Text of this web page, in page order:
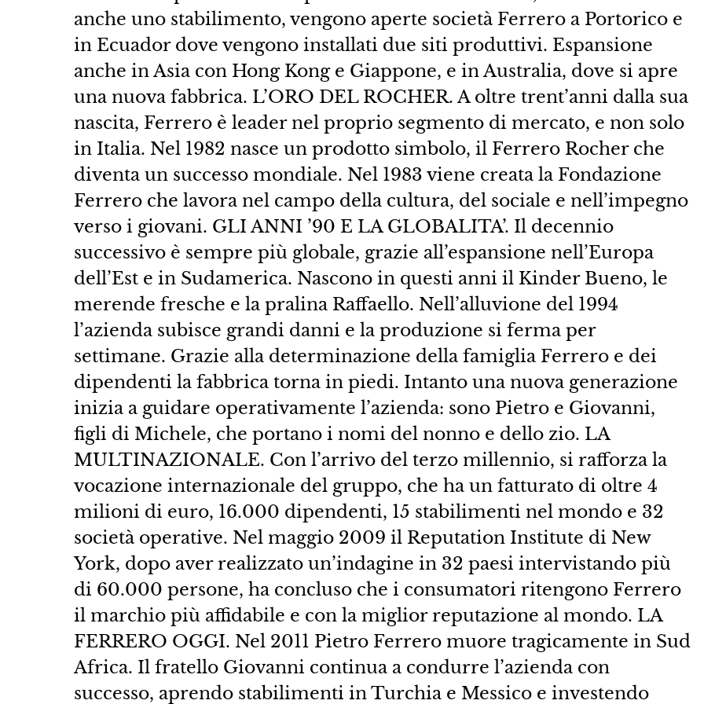
anche uno stabilimento, vengono aperte società Ferrero a Portorico e
in Ecuador dove vengono installati due siti produttivi. Espansione
anche in Asia con Hong Kong e Giappone, e in Australia, dove si apre
una nuova fabbrica. L’ORO DEL ROCHER. A oltre trent’anni dalla sua
nascita, Ferrero è leader nel proprio segmento di mercato, e non solo
in Italia. Nel 1982 nasce un prodotto simbolo, il Ferrero Rocher che
diventa un successo mondiale. Nel 1983 viene creata la Fondazione
Ferrero che lavora nel campo della cultura, del sociale e nell’impegno
verso i giovani. GLI ANNI ’90 E LA GLOBALITA’. Il decennio
successivo è sempre più globale, grazie all’espansione nell’Europa
dell’Est e in Sudamerica. Nascono in questi anni il Kinder Bueno, le
merende fresche e la pralina Raffaello. Nell’alluvione del 1994
l’azienda subisce grandi danni e la produzione si ferma per
settimane. Grazie alla determinazione della famiglia Ferrero e dei
dipendenti la fabbrica torna in piedi. Intanto una nuova generazione
inizia a guidare operativamente l’azienda: sono Pietro e Giovanni,
figli di Michele, che portano i nomi del nonno e dello zio. LA
MULTINAZIONALE. Con l’arrivo del terzo millennio, si rafforza la
vocazione internazionale del gruppo, che ha un fatturato di oltre 4
milioni di euro, 16.000 dipendenti, 15 stabilimenti nel mondo e 32
società operative. Nel maggio 2009 il Reputation Institute di New
York, dopo aver realizzato un’indagine in 32 paesi intervistando più
di 60.000 persone, ha concluso che i consumatori ritengono Ferrero
il marchio più affidabile e con la miglior reputazione al mondo. LA
FERRERO OGGI. Nel 2011 Pietro Ferrero muore tragicamente in Sud
Africa. Il fratello Giovanni continua a condurre l’azienda con
successo, aprendo stabilimenti in Turchia e Messico e investendo